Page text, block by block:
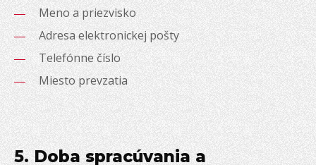
Meno a priezvisko
Adresa elektronickej pošty
Telefónne číslo
Miesto prevzatia
5. Doba spracúvania a